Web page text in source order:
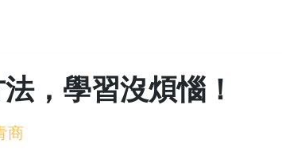
，學習沒煩惱！
商